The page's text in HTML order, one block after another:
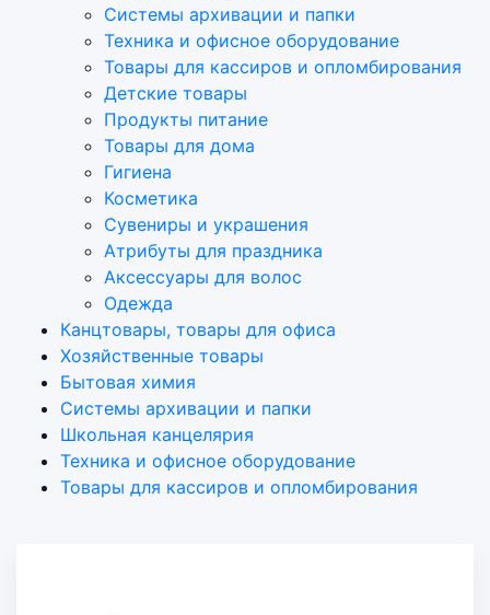
Системы архивации и папки
Техника и офисное оборудование
Товары для кассиров и опломбирования
Детские товары
Продукты питание
Товары для дома
Гигиена
Косметика
Сувениры и украшения
Атрибуты для праздника
Аксеcсуары для волос
Одежда
Канцтовары, товары для офиса
Хозяйственные товары
Бытовая химия
Системы архивации и папки
Школьная канцелярия
Техника и офисное оборудование
Товары для кассиров и опломбирования